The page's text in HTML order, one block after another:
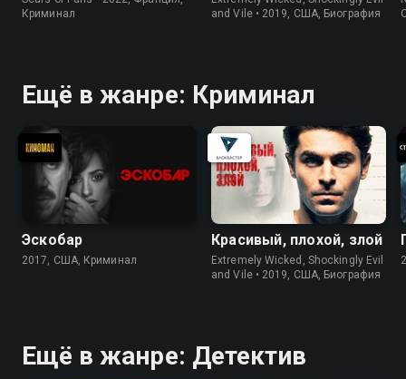
Криминал
and Vile • 2019, США, Биография
Ещё в жанре: Криминал
Эскобар
2017, США, Криминал
Красивый, плохой, злой
Extremely Wicked, Shockingly Evil
and Vile • 2019, США, Биография
Ещё в жанре: Детектив